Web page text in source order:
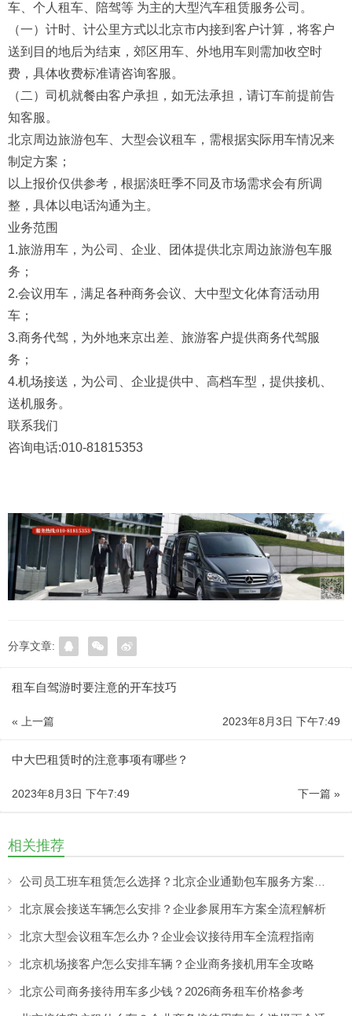
车、个人租车、陪驾等 为主的大型汽车租赁服务公司。
（一）计时、计公里方式以北京市内接到客户计算，将客户
送到目的地后为结束，郊区用车、外地用车则需加收空时
费，具体收费标准请咨询客服。
（二）司机就餐由客户承担，如无法承担，请订车前提前告
知客服。
北京周边旅游包车、大型会议租车，需根据实际用车情况来
制定方案；
以上报价仅供参考，根据淡旺季不同及市场需求会有所调
整，具体以电话沟通为主。
业务范围
1.旅游用车，为公司、企业、团体提供北京周边旅游包车服
务；
2.会议用车，满足各种商务会议、大中型文化体育活动用
车；
3.商务代驾，为外地来京出差、旅游客户提供商务代驾服
务；
4.机场接送，为公司、企业提供中、高档车型，提供接机、
送机服务。
联系我们
咨询电话:010-81815353
分享文章:
租车自驾游时要注意的开车技巧
« 上一篇 2023年8月3日 下午7:49
中大巴租赁时的注意事项有哪些？
下一篇 »
2023年8月3日 下午7:49
相关推荐
公司员工班车租赁怎么选择？北京企业通勤包车服务方案解析
北京展会接送车辆怎么安排？企业参展用车方案全流程解析
北京大型会议租车怎么办？企业会议接待用车全流程指南
北京机场接客户怎么安排车辆？企业商务接机用车全攻略
北京公司商务接待用车多少钱？2026商务租车价格参考